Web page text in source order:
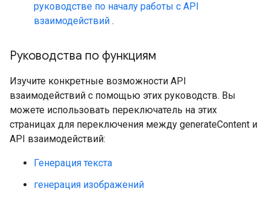
руководстве по началу работы с API
взаимодействий .
Руководства по функциям
Изучите конкретные возможности API
взаимодействий с помощью этих руководств. Вы
можете использовать переключатель на этих
страницах для переключения между generateContent и
API взаимодействий:
Генерация текста
генерация изображений